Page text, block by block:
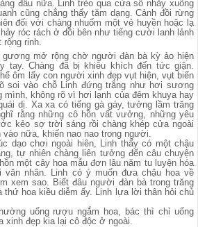
đâu nữa. Linh trèo qua cửa sổ nhảy xuống
cũng chẳng thấy tăm dạng. Cảnh đồi rừng
đối với chàng nhuốm một vẻ huyền hoặc lạ
róc rách ở đồi bên như tiếng cười lanh lảnh
rộng rinh.
gương mở rộng chờ người đàn bà kỳ ảo hiện
tay. Chàng đã bị khiêu khích đến tức giận.
ôm lấy con người xinh đẹp vụt hiện, vụt biến
soi vào chỗ Linh đứng trắng như hơi sương
mình, không rõ vì hơi lạnh của đêm khuya hay
dị. Xa xa có tiếng gà gáy, tưởng lầm trăng
rằng những cô hồn vất vưởng, những yêu
kẻo sợ trời sáng rồi chàng khép cửa ngoài
vào nữa, khiến nao nao trong người.
dạo chơi ngoài hiên, Linh thấy có một chậu
tự nhiên chàng liên tưởng đến câu chuyện
một cây hoa mẫu đơn lâu năm tu luyện hóa
văn nhân. Linh có ý muốn đưa chậu hoa về
xem sao. Biết đâu người đàn bà trong trăng
thứ hoa kiều diễm ấy. Linh lựa lời thân hỏi chủ
uống rượu ngắm hoa, bác thì chỉ uống
xinh đẹp kia lại cô độc ở ngoài.